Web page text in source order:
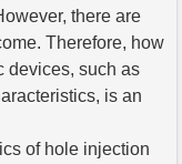
there are
Therefore, how
devices, such as
is an
of hole injection